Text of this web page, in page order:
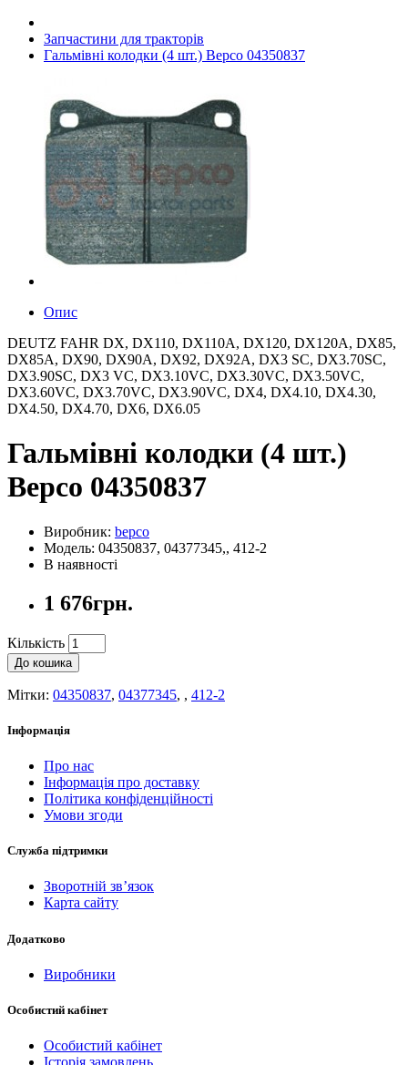
Запчастини для тракторів
Гальмівні колодки (4 шт.) Bepco 04350837
Опис
DEUTZ FAHR DX, DX110, DX110A, DX120, DX120A, DX85,
DX85A, DX90, DX90A, DX92, DX92A, DX3 SC, DX3.70SC,
DX3.90SC, DX3 VC, DX3.10VC, DX3.30VC, DX3.50VC,
DX3.60VC, DX3.70VC, DX3.90VC, DX4, DX4.10, DX4.30,
DX4.50, DX4.70, DX6, DX6.05
Гальмівні колодки (4 шт.)
Bepco 04350837
Виробник: bepco
Модель: 04350837, 04377345,, 412-2
В наявності
1 676грн.
Кількість
До кошика
Мітки: 04350837, 04377345, , 412-2
Інформація
Про нас
Інформація про доставку
Політика конфіденційності
Умови згоди
Служба підтримки
Зворотній зв’язок
Карта сайту
Додатково
Виробники
Особистий кабінет
Особистий кабінет
Історія замовлень